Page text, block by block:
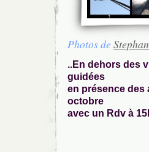
Photos de
..En dehors des
guidées
en présence des
octobre
avec un Rdv à